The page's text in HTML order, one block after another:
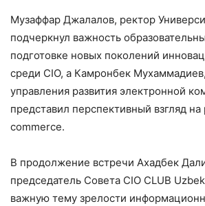
Музаффар Джалалов, ректор
подчеркнул важность
подготовке новых поколений
среди CIO, а Камронбек
управления развития электронной
представил перспективный взгляд на
commerce.
В продолжение встречи Ахадбек
председатель Совета CIO CLUB
важную тему зрелости